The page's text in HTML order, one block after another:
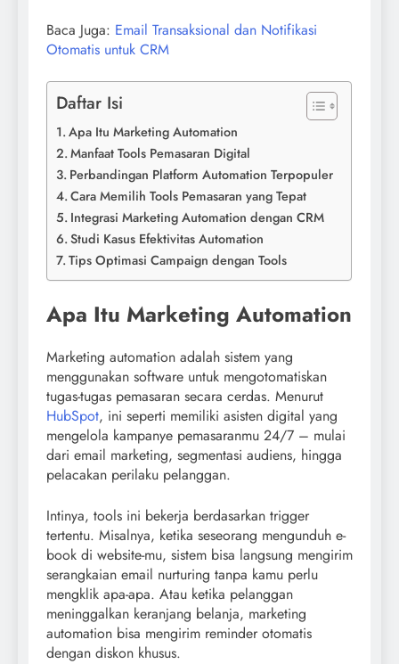
Baca Juga: Email Transaksional dan Notifikasi
Otomatis untuk CRM
Daftar Isi
Apa Itu Marketing Automation
Manfaat Tools Pemasaran Digital
Perbandingan Platform Automation Terpopuler
Cara Memilih Tools Pemasaran yang Tepat
Integrasi Marketing Automation dengan CRM
Studi Kasus Efektivitas Automation
Tips Optimasi Campaign dengan Tools
Apa Itu Marketing Automation
Marketing automation adalah sistem yang
menggunakan software untuk mengotomatiskan
tugas-tugas pemasaran secara cerdas. Menurut
HubSpot, ini seperti memiliki asisten digital yang
mengelola kampanye pemasaranmu 24/7 – mulai
dari email marketing, segmentasi audiens, hingga
pelacakan perilaku pelanggan.
Intinya, tools ini bekerja berdasarkan trigger
tertentu. Misalnya, ketika seseorang mengunduh e-
book di website-mu, sistem bisa langsung mengirim
serangkaian email nurturing tanpa kamu perlu
mengklik apa-apa. Atau ketika pelanggan
meninggalkan keranjang belanja, marketing
automation bisa mengirim reminder otomatis
dengan diskon khusus.